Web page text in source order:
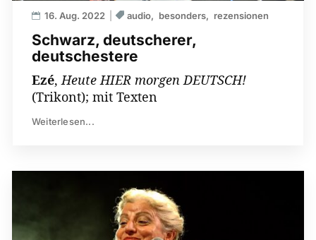
Schwarz, deutscherer,
deutschestere
16. Aug. 2022 audio besonders rezensionen
Ezé,Heute HIER morgen DEUTSCH!
(Trikont); mit Texten
Weiterlesen...